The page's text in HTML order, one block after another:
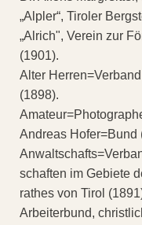
„Alpler“, Tiroler
„Alrich", Verein zur
(1901).
Alter
(1898).
Andreas Hofer=Bund
schaften im Gebiete
rathes von Tirol
Arbeiterbund,